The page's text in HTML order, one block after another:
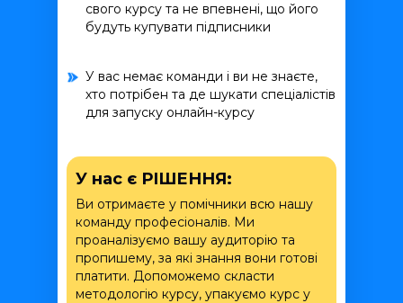
У нас є РІШЕННЯ:
Ви отримаєте у помічники всю нашу
команду професіоналів. Ми
проаналізуємо вашу аудиторію та
пропишему, за які знання вони готові
платити. Допоможемо скласти
методологію курсу, упакуємо курс у
свого курсу та не впевнені, що його
будуть купувати підписники
У вас немає команди і ви не знаєте,
хто потрібен та де шукати спеціалістів
для запуску онлайн-курсу